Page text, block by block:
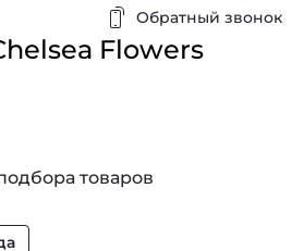
Обратный звонок
Flowers
товаров